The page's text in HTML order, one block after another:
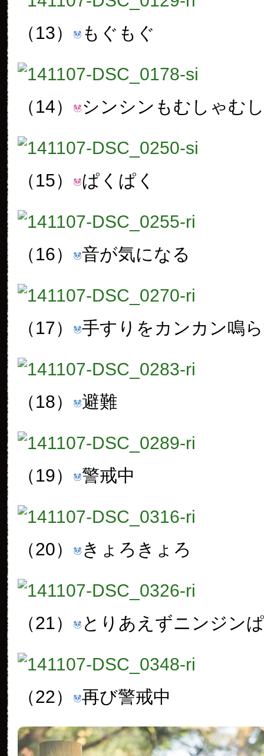
（13） もぐもぐ
（14） シンシンもむしゃむ
（15） ぱくぱく
（16） 音が気になる
（17） 手すりをカンカン鳴
（18） 避難
（19） 警戒中
（20） きょろきょろ
（21） とりあえずニンジン
（22） 再び警戒中